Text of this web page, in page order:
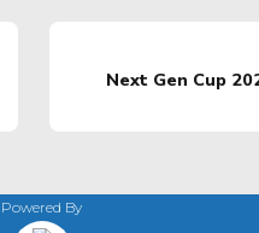
Next Gen Cup
Powered By